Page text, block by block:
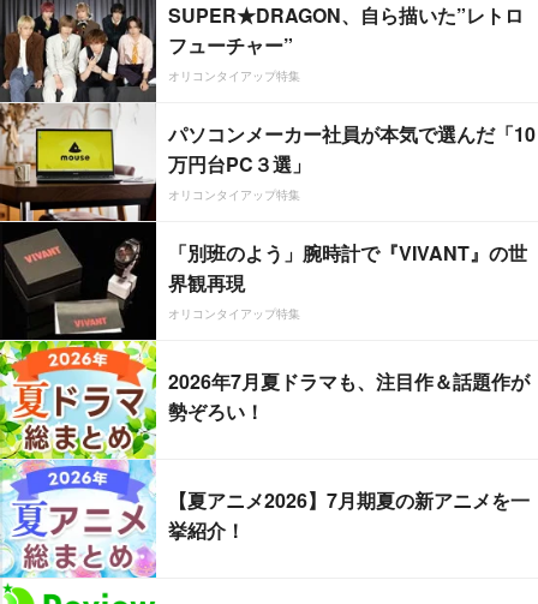
SUPER★DRAGON、自ら描いた”レトロ
フューチャー”
オリコンタイアップ特集
パソコンメーカー社員が本気で選んだ「10
万円台PC３選」
オリコンタイアップ特集
「別班のよう」腕時計で『VIVANT』の世
界観再現
オリコンタイアップ特集
2026年7月夏ドラマも、注目作＆話題作が
勢ぞろい！
【夏アニメ2026】7月期夏の新アニメを一
挙紹介！